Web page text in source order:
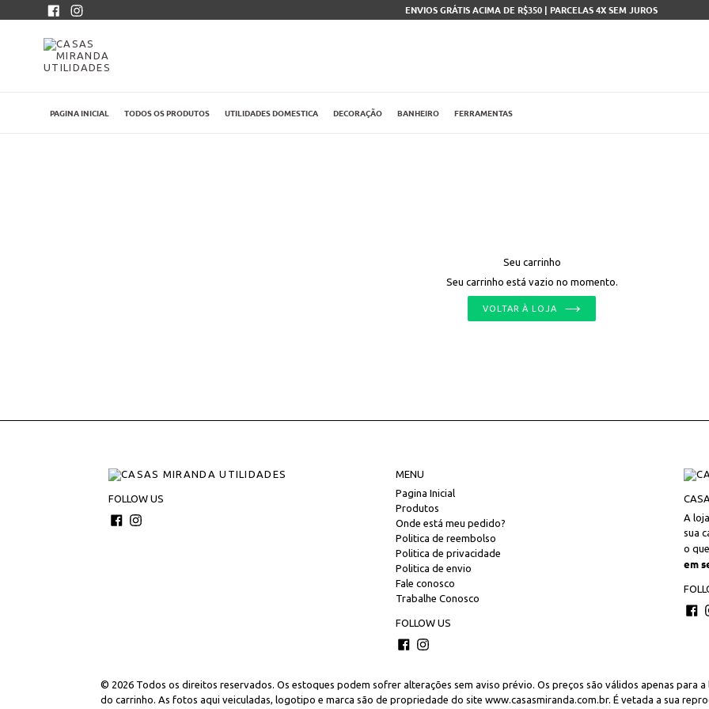
para
Facebook ENVIOS GRÁTIS ACIMA DE R$350 | PARCELAS 4X SEM JUROS
PAGINA INICIAL TODOS OS PRODUTOS UTILIDADES DOMESTICA DECORAÇÃO BANHEIRO FERRAMENTAS
Seu carrinho
Seu carrinho está vazio no momento.
VOLTAR À LOJA
FOLLOW US
FacebookInstagram
MENU
Pagina Inicial
Produtos
Onde está meu pedido?
Politica de reembolso
Politica de privacidade
Politica de envio
Fale conosco
Trabalhe Conosco
FOLLOW US
FacebookInstagram
A
sua
o
em
© 2026 Todos os direitos reservados. Os estoques podem sofrer alterações sem aviso prévio. Os preços são válidos apenas para
do carrinho. As fotos aqui veiculadas, logotipo e marca são de propriedade do site www.casasmiranda.com.br. É vetada a sua